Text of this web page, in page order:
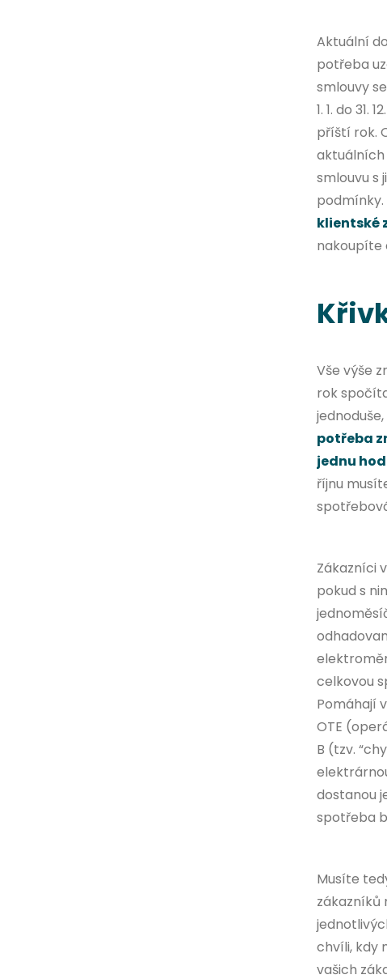
Aktuální
potřeba
smlouvy
1. 1. do
příští rok.
smlouvu s
podmínky.
klientské
nakoupíte
Vše výše
rok
potřeba
jednu
říjnu
Zákazníci
pokud s
celkovou
Pomáhají
OTE
B (tzv.
dostanou
spotřeba
Musíte
zákazníků
chvíli, kdy
vašich